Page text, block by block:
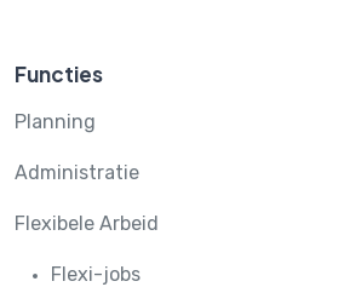
Functies
Planning
Administratie
Flexibele Arbeid
Flexi-jobs